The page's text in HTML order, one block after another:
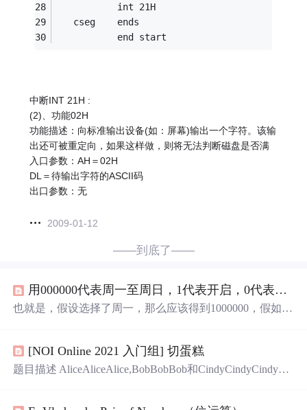
           int 21H
   cseg    ends
           end start
中断INT 21H :
(2)、功能02H
功能描述：向标准输出设备(如：屏幕)输出一个字符。该输
出还可被重定向，如果这样做，则将无法判断磁盘是否满
入口参数：AH＝02H
DL＝待输出字符的ASCII码
出口参数：无
2009-01-12
——到底了——
用000000代表周一至周日，1代表开启，0代表关闭，得到形如000000格式的日期数据
也就是，假设选择了周一，那么应该得到1000000，假如选
[NOI Online 2021 入门组] 切蛋糕
题目描述 AliceAliceAlice,BobBobBob和CindyCindyCindy三